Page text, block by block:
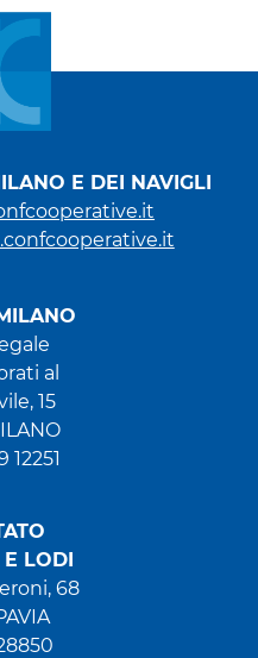
E DEI NAVIGLI
al
15
12251
LODI
68